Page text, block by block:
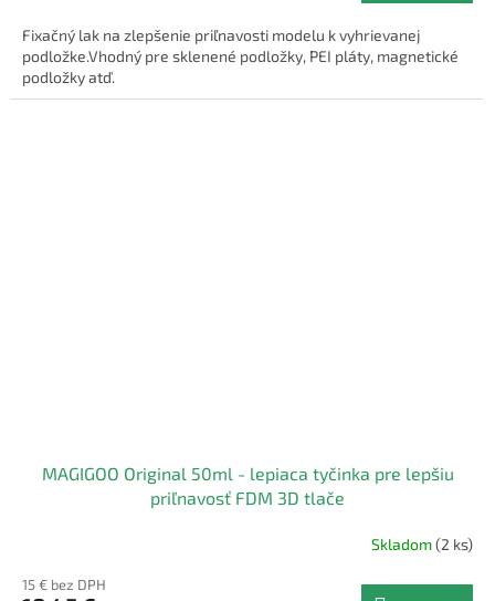
Fixačný lak na zlepšenie priľnavosti modelu k vyhrievanej
podložke.Vhodný pre sklenené podložky, PEI pláty, magnetické
podložky atď.
MAGIGOO Original 50ml - lepiaca tyčinka pre lepšiu
priľnavosť FDM 3D tlače
Skladom(2 ks)
15 € bez DPH